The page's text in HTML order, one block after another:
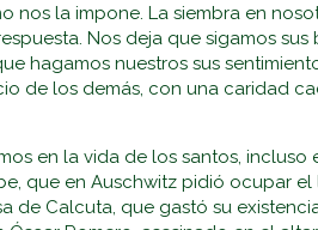
nos la impone. La siembra en
Nos deja que sigamos
hagamos nuestros sus
de los demás, con una caridad
en la vida de los santos, incluso
que en Auschwitz pidió ocupar
de Calcuta, que gastó su